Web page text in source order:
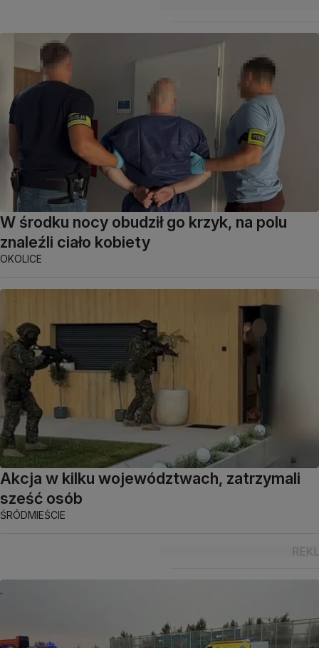
W środku nocy obudził go krzyk, na polu
znaleźli ciało kobiety
OKOLICE
Akcja w kilku województwach, zatrzymali
sześć osób
ŚRÓDMIEŚCIE